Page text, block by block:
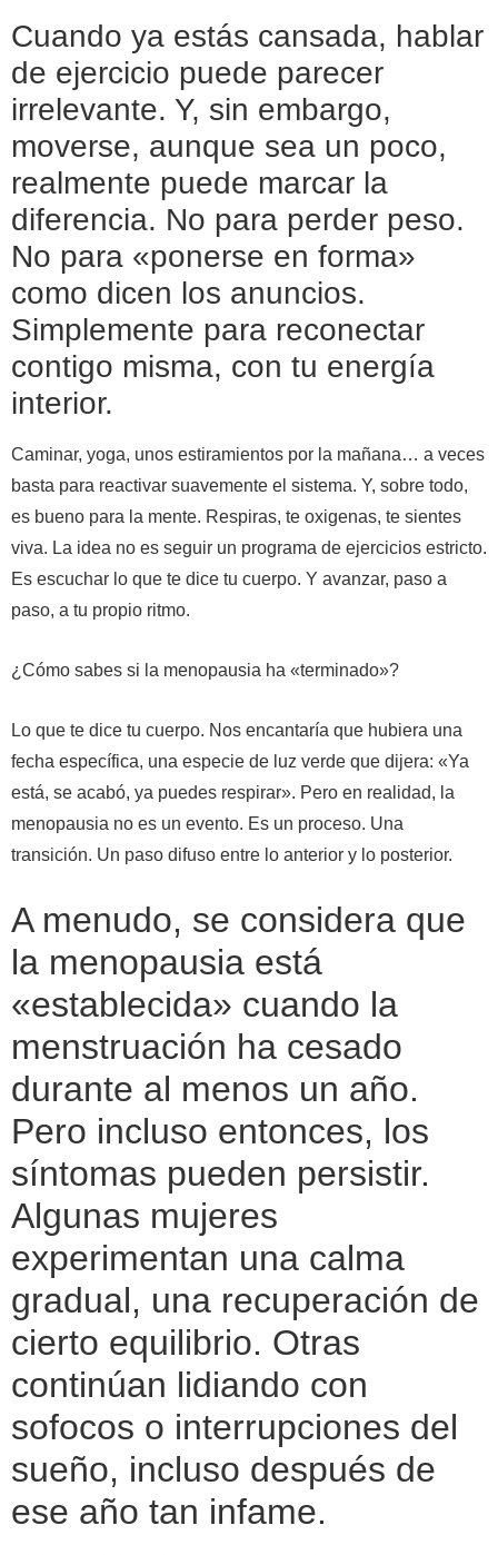
Cuando ya estás cansada, hablar
de ejercicio puede parecer
irrelevante. Y, sin embargo,
moverse, aunque sea un poco,
realmente puede marcar la
diferencia. No para perder peso.
No para «ponerse en forma»
como dicen los anuncios.
Simplemente para reconectar
contigo misma, con tu energía
interior.
Caminar, yoga, unos estiramientos por la mañana… a veces
basta para reactivar suavemente el sistema. Y, sobre todo,
es bueno para la mente. Respiras, te oxigenas, te sientes
viva. La idea no es seguir un programa de ejercicios estricto.
Es escuchar lo que te dice tu cuerpo. Y avanzar, paso a
paso, a tu propio ritmo.
¿Cómo sabes si la menopausia ha «terminado»?
Lo que te dice tu cuerpo. Nos encantaría que hubiera una
fecha específica, una especie de luz verde que dijera: «Ya
está, se acabó, ya puedes respirar». Pero en realidad, la
menopausia no es un evento. Es un proceso. Una
transición. Un paso difuso entre lo anterior y lo posterior.
A menudo, se considera que
la menopausia está
«establecida» cuando la
menstruación ha cesado
durante al menos un año.
Pero incluso entonces, los
síntomas pueden persistir.
Algunas mujeres
experimentan una calma
gradual, una recuperación de
cierto equilibrio. Otras
continúan lidiando con
sofocos o interrupciones del
sueño, incluso después de
ese año tan infame.